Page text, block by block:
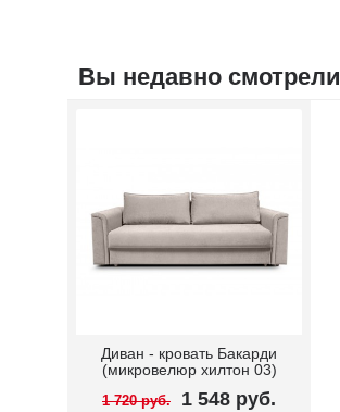
Вы недавно смотрели
Диван - кровать Бакарди
(микровелюр хилтон 03)
1 720 руб. 1 548 руб.